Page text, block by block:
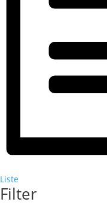
Liste
Filter